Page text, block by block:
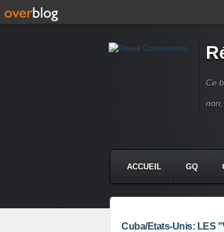
Ce
ACCUEIL GQ
Cuba/Etats-Unis: LES